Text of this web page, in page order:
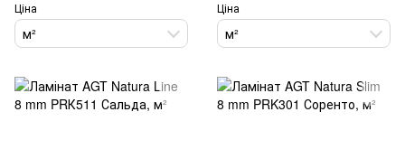
Ціна
м²
Ціна
м²